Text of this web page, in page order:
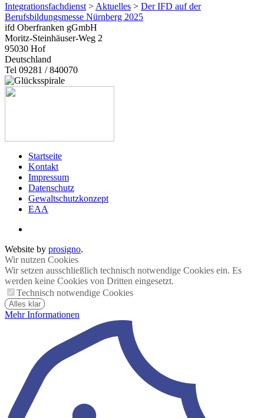
Integrationsfachdienst > Aktuelles > Der IFD auf der
Berufsbildungsmesse Nürnberg 2025
ifd Oberfranken gGmbH
Moritz-Steinhäuser-Weg 2
95030 Hof
Deutschland
Tel 09281 / 840070
Startseite
Kontakt
Impressum
Datenschutz
Gewaltschutzkonzept
EAA
Website by prosigno.
Wir nutzen Cookies
Wir setzen ausschließlich technisch notwendige Cookies ein. Es
werden keine Cookies von Dritten eingesetzt.
Technisch notwendige Cookies
Alles klar
Mehr Informationen